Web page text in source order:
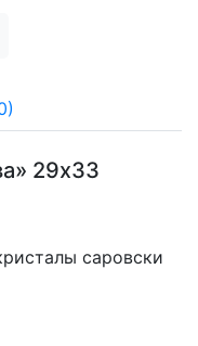
29х33
саровски